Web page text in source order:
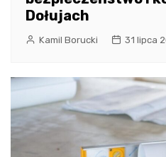
Dołujach
Kamil Borucki 31 lipca